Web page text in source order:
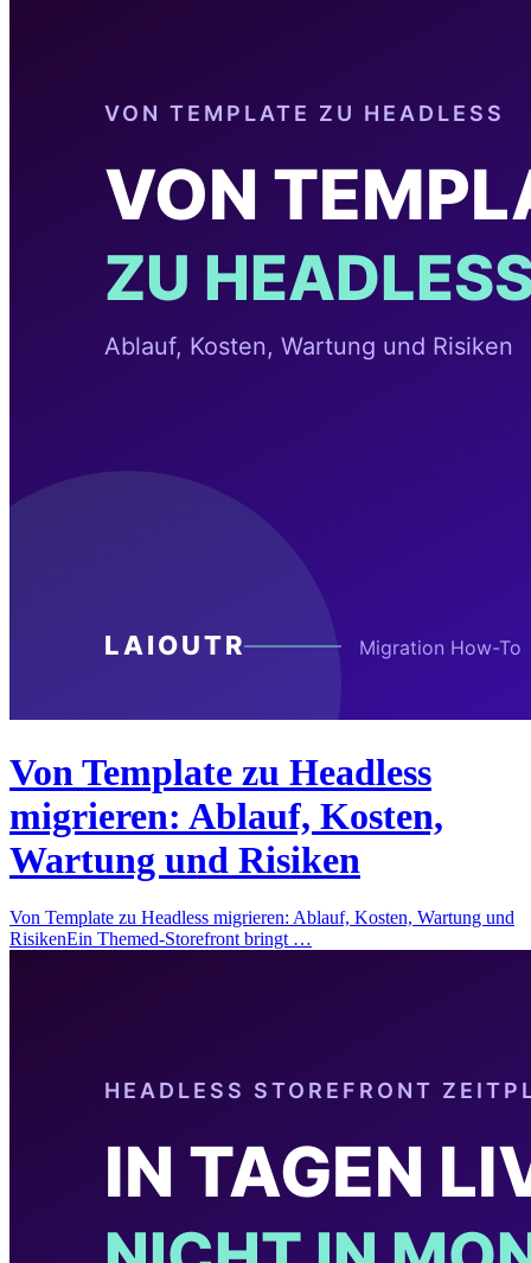
Von Template zu Headless
migrieren: Ablauf, Kosten,
Wartung und Risiken
Von Template zu Headless migrieren: Ablauf, Kosten, Wartung und
RisikenEin Themed-Storefront bringt …